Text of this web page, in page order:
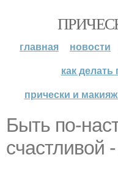
главная новости
как
прически и
Быть по-
счастливой